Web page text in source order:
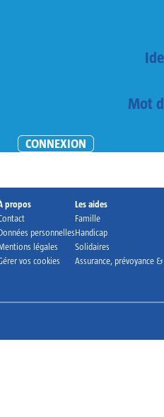
Mot
CONNEXION
propos
personnelles
légales
vos cookies
Les aides
Famille
Handicap
Solidaires
Assurance, prévoyance